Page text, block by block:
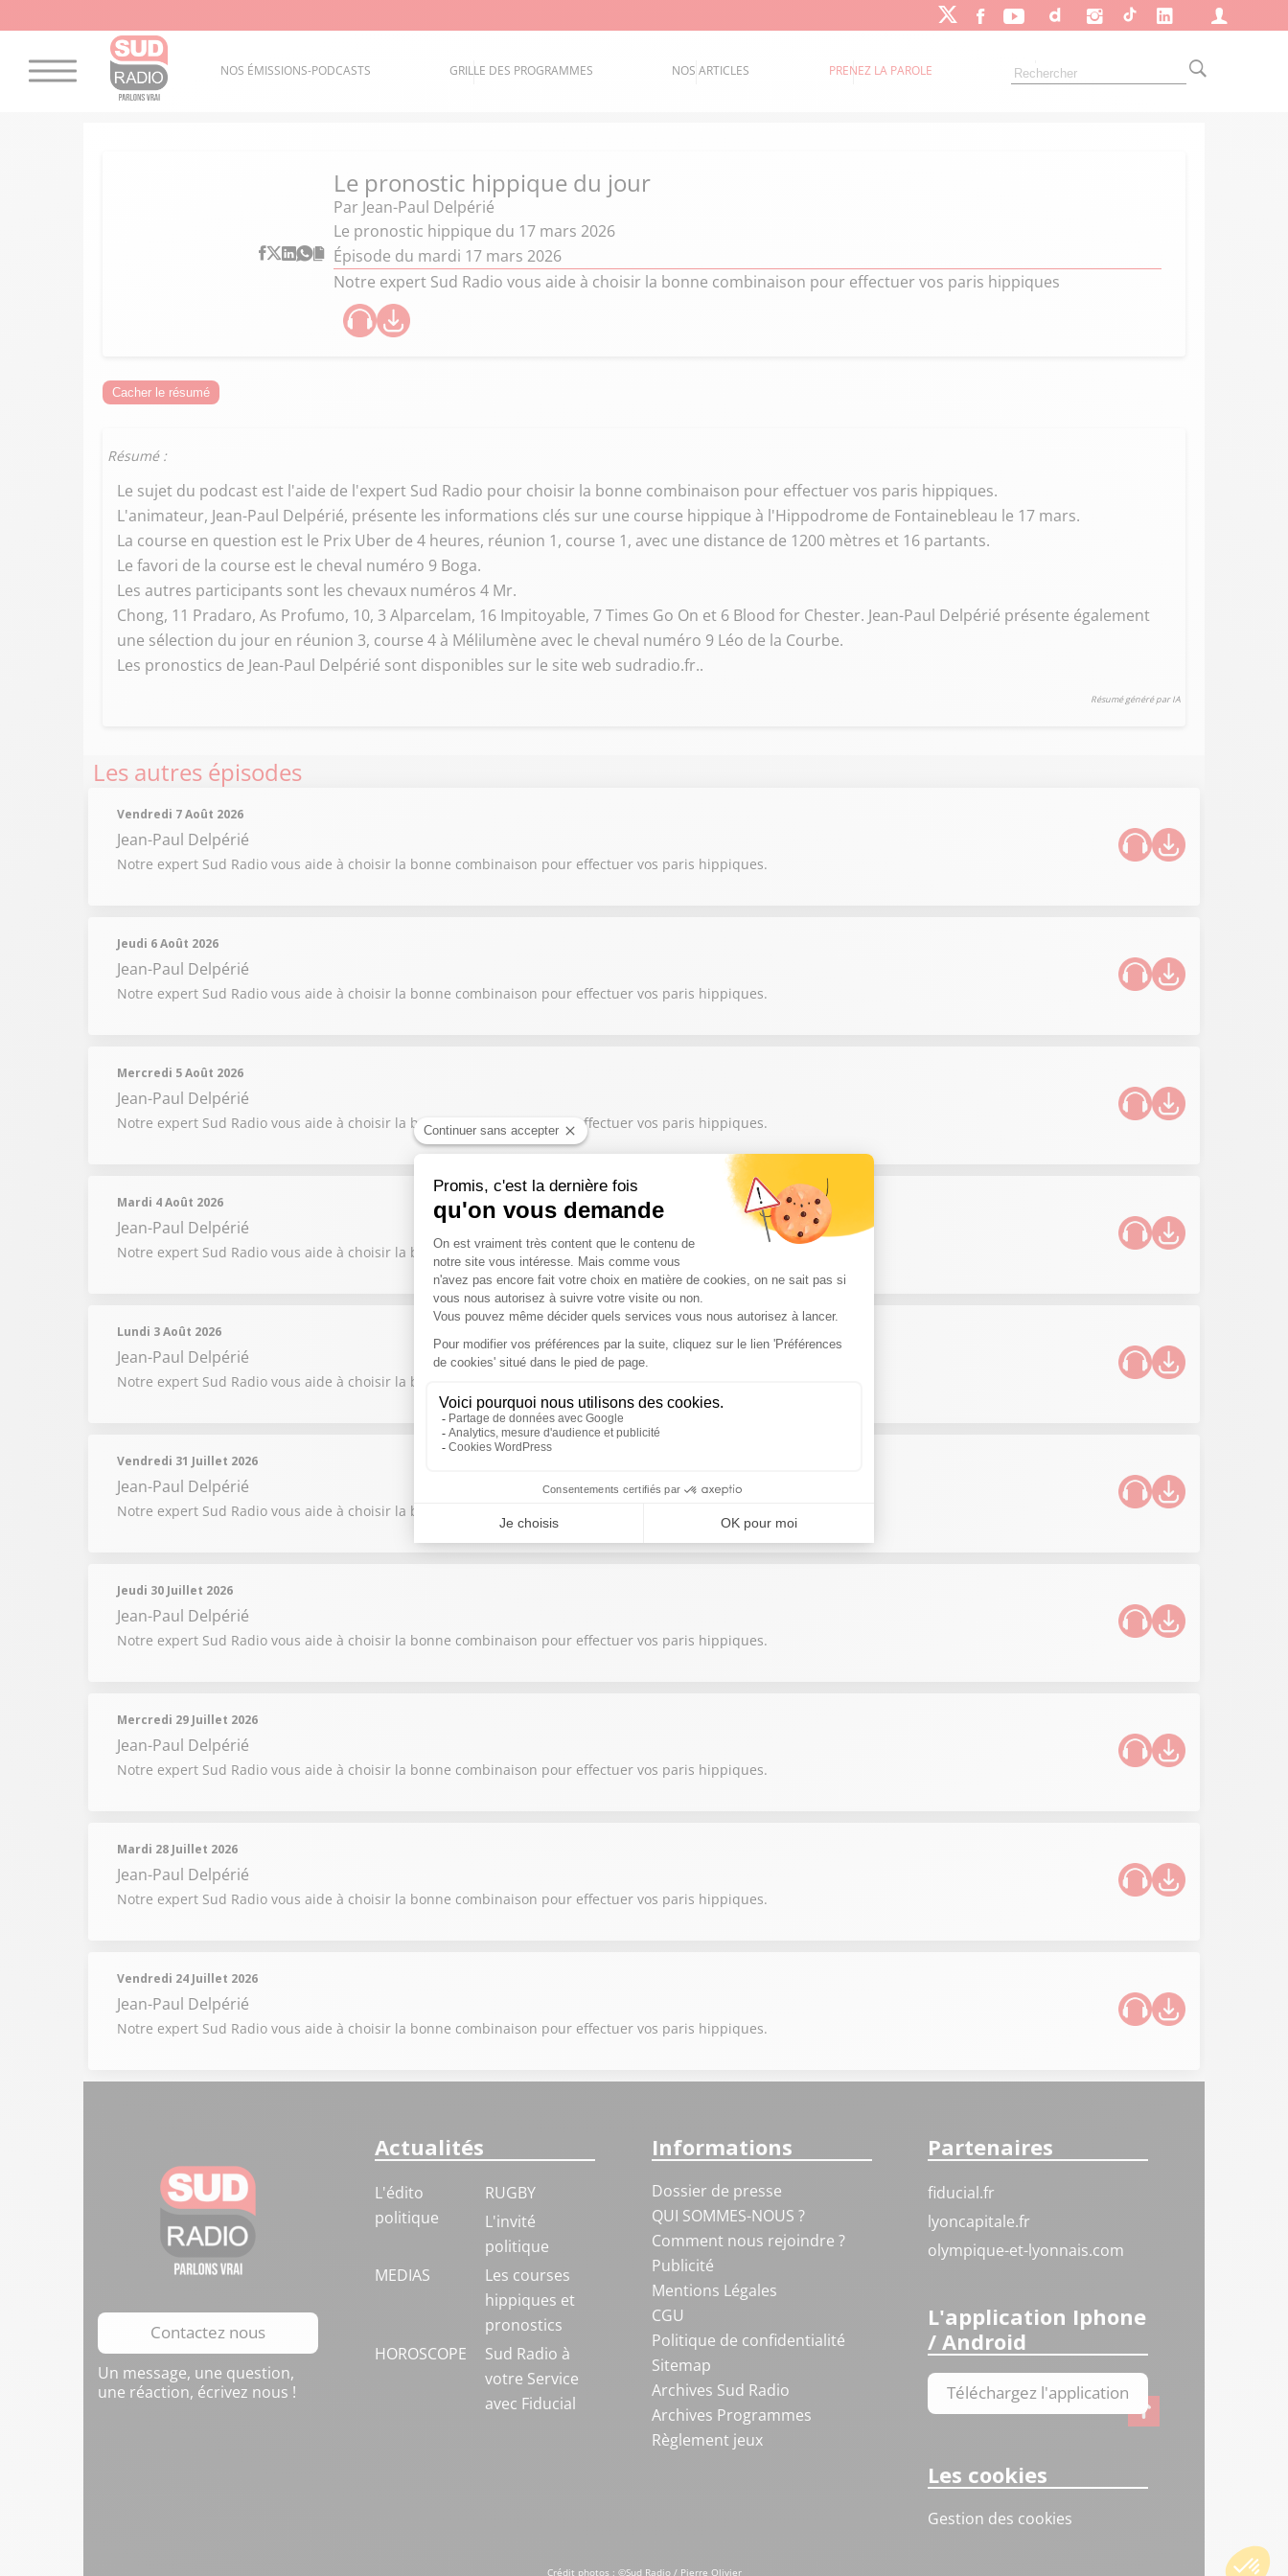
NOS ÉMISSIONS-PODCASTS GRILLE DES PROGRAMMES NOS ARTICLES PRENEZ LA PAROLE
Le pronostic hippique du jour
Par Jean-Paul Delpérié
Le pronostic hippique du 17 mars 2026
Épisode du mardi 17 mars 2026
Notre expert Sud Radio vous aide à choisir la bonne combinaison pour effectuer vos paris hippiques
Cacher le résumé
Résumé :
Le sujet du podcast est l'aide de l'expert Sud Radio pour choisir la bonne combinaison pour effectuer vos paris hippiques.
L'animateur, Jean-Paul Delpérié, présente les informations clés sur une course hippique à l'Hippodrome de Fontainebleau le 17 mars.
La course en question est le Prix Uber de 4 heures, réunion 1, course 1, avec une distance de 1200 mètres et 16 partants.
Le favori de la course est le cheval numéro 9 Boga.
Les autres participants sont les chevaux numéros 4 Mr.
Chong, 11 Pradaro, As Profumo, 10, 3 Alparcelam, 16 Impitoyable, 7 Times Go On et 6 Blood for Chester. Jean-Paul Delpérié présente également
une sélection du jour en réunion 3, course 4 à Mélilumène avec le cheval numéro 9 Léo de la Courbe.
Les pronostics de Jean-Paul Delpérié sont disponibles sur le site web sudradio.fr..
Résumé généré par IA
Les autres épisodes
Vendredi 7 Août 2026
Jean-Paul Delpérié
Notre expert Sud Radio vous aide à choisir la bonne combinaison pour effectuer vos paris hippiques.
Jeudi 6 Août 2026
Jean-Paul Delpérié
Notre expert Sud Radio vous aide à choisir la bonne combinaison pour effectuer vos paris hippiques.
Mercredi 5 Août 2026
Jean-Paul Delpérié
Notre expert Sud Radio vous aide à choisir la bonne combinaison pour effectuer vos paris hippiques.
Mardi 4 Août 2026
Jean-Paul Delpérié
Notre expert Sud Radio vous aide à choisir la bonne combinaison pour effectuer vos paris hippiques.
Lundi 3 Août 2026
Jean-Paul Delpérié
Notre expert Sud Radio vous aide à choisir la bonne combinaison pour effectuer vos paris hippiques.
Vendredi 31 Juillet 2026
Jean-Paul Delpérié
Notre expert Sud Radio vous aide à choisir la bonne combinaison pour effectuer vos paris hippiques.
Jeudi 30 Juillet 2026
Jean-Paul Delpérié
Notre expert Sud Radio vous aide à choisir la bonne combinaison pour effectuer vos paris hippiques.
Mercredi 29 Juillet 2026
Jean-Paul Delpérié
Notre expert Sud Radio vous aide à choisir la bonne combinaison pour effectuer vos paris hippiques.
Mardi 28 Juillet 2026
Jean-Paul Delpérié
Notre expert Sud Radio vous aide à choisir la bonne combinaison pour effectuer vos paris hippiques.
Vendredi 24 Juillet 2026
Jean-Paul Delpérié
Notre expert Sud Radio vous aide à choisir la bonne combinaison pour effectuer vos paris hippiques.
Contactez nous
Un message, une question,
une réaction, écrivez nous !
Actualités
L'édito
politique
RUGBY
L'invité
politique
MEDIAS
Les courses
hippiques et
pronostics
HOROSCOPE
Sud Radio à
votre Service
avec Fiducial
Informations
Dossier de presse
QUI SOMMES-NOUS ?
Comment nous rejoindre ?
Publicité
Mentions Légales
CGU
Politique de confidentialité
Sitemap
Archives Sud Radio
Archives Programmes
Règlement jeux
Partenaires
fiducial.fr
lyoncapitale.fr
olympique-et-lyonnais.com
L'application Iphone
/ Android
Téléchargez l'application
Les cookies
Gestion des cookies
Crédit photos : ©Sud Radio / Pierre Olivier